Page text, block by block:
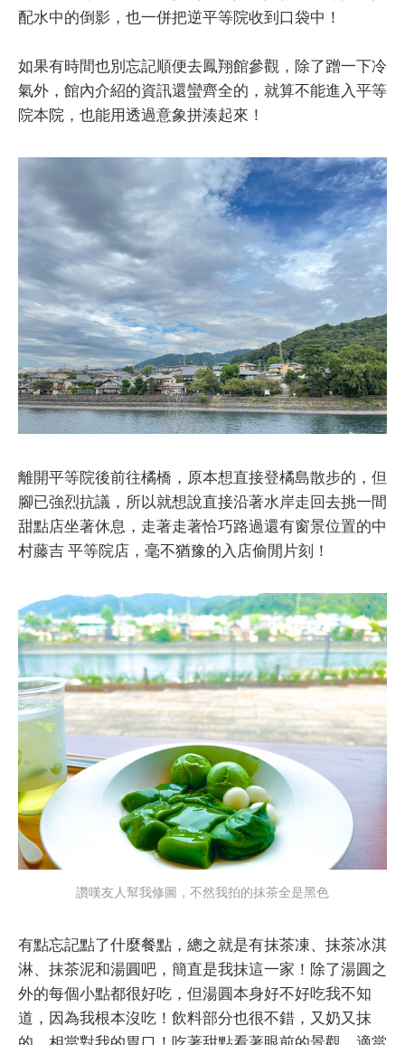
配水中的倒影，也一併把逆平等院收到口袋中！
如果有時間也別忘記順便去鳳翔館參觀，除了蹭一下冷
氣外，館內介紹的資訊還蠻齊全的，就算不能進入平等
院本院，也能用透過意象拼湊起來！
離開平等院後前往橘橋，原本想直接登橘島散步的，但
腳已強烈抗議，所以就想說直接沿著水岸走回去挑一間
甜點店坐著休息，走著走著恰巧路過還有窗景位置的中
村藤吉 平等院店，毫不猶豫的入店偷閒片刻！
讚嘆友人幫我修圖，不然我拍的抹茶全是黑色
有點忘記點了什麼餐點，總之就是有抹茶凍、抹茶冰淇
淋、抹茶泥和湯圓吧，簡直是我抹這一家！除了湯圓之
外的每個小點都很好吃，但湯圓本身好不好吃我不知
道，因為我根本沒吃！飲料部分也很不錯，又奶又抹